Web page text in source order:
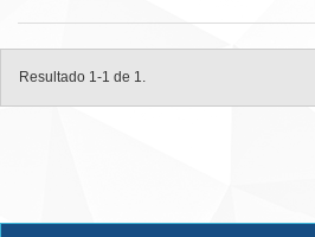
Resultado 1-1 de 1.